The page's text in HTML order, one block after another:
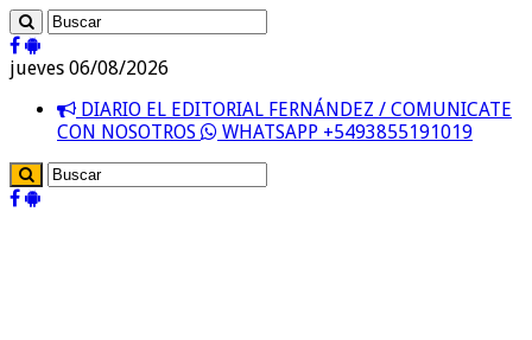
jueves 06/08/2026
DIARIO EL EDITORIAL FERNÁNDEZ / COMUNICATE
CON NOSOTROS
WHATSAPP +5493855191019